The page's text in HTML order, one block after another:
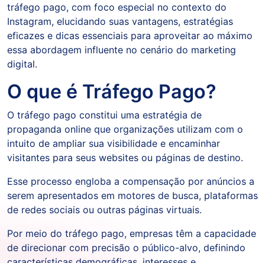
tráfego pago, com foco especial no contexto do
Instagram, elucidando suas vantagens, estratégias
eficazes e dicas essenciais para aproveitar ao máximo
essa abordagem influente no cenário do marketing
digital.
O que é Tráfego Pago?
O tráfego pago constitui uma estratégia de
propaganda online que organizações utilizam com o
intuito de ampliar sua visibilidade e encaminhar
visitantes para seus websites ou páginas de destino.
Esse processo engloba a compensação por anúncios a
serem apresentados em motores de busca, plataformas
de redes sociais ou outras páginas virtuais.
Por meio do tráfego pago, empresas têm a capacidade
de direcionar com precisão o público-alvo, definindo